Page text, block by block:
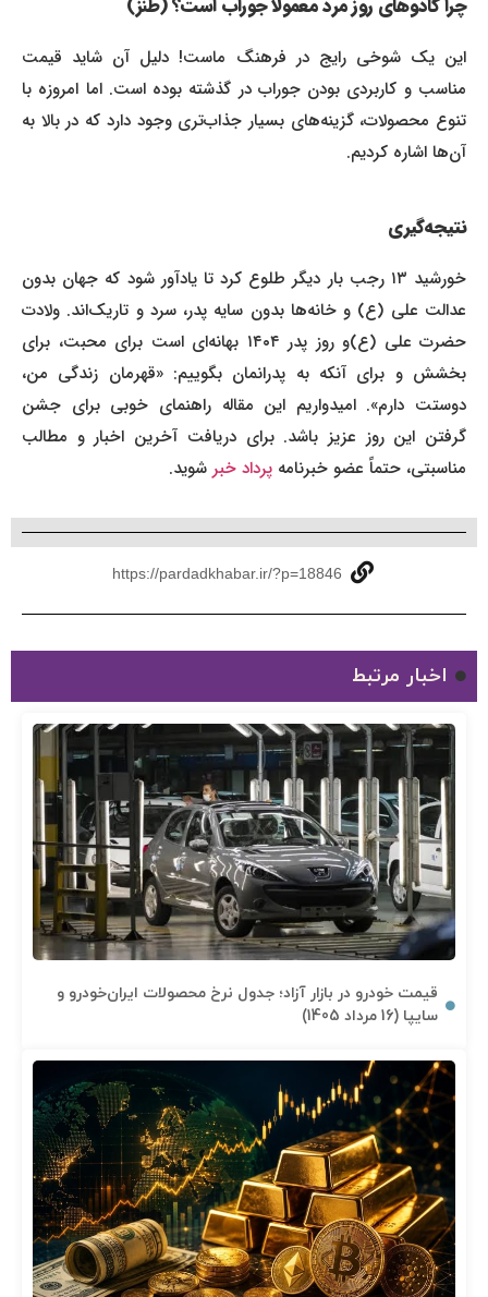
این یک شوخی رایج در فرهنگ ماست! دلیل آن شاید قیمت
مناسب و کاربردی بودن جوراب در گذشته بوده است. اما امروزه با
تنوع محصولات، گزینه‌های بسیار جذاب‌تری وجود دارد که در بالا به
آن‌ها اشاره کردیم.
نتیجه‌گیری
خورشید ۱۳ رجب بار دیگر طلوع کرد تا یادآور شود که جهان بدون
عدالت علی (ع) و خانه‌ها بدون سایه پدر، سرد و تاریک‌اند. ولادت
حضرت علی (ع)و روز پدر ۱۴۰۴ بهانه‌ای است برای محبت، برای
بخشش و برای آنکه به پدرانمان بگوییم: «قهرمان زندگی من،
دوستت دارم». امیدواریم این مقاله راهنمای خوبی برای جشن
گرفتن این روز عزیز باشد. برای دریافت آخرین اخبار و مطالب
مناسبتی، حتماً عضو خبرنامهپرداد خبرشوید.
https://pardadkhabar.ir/?p=18846
اخبار مرتبط
قیمت خودرو در بازار آزاد؛ جدول نرخ محصولات ایران‌خودرو و
سایپا (16 مرداد 1405)